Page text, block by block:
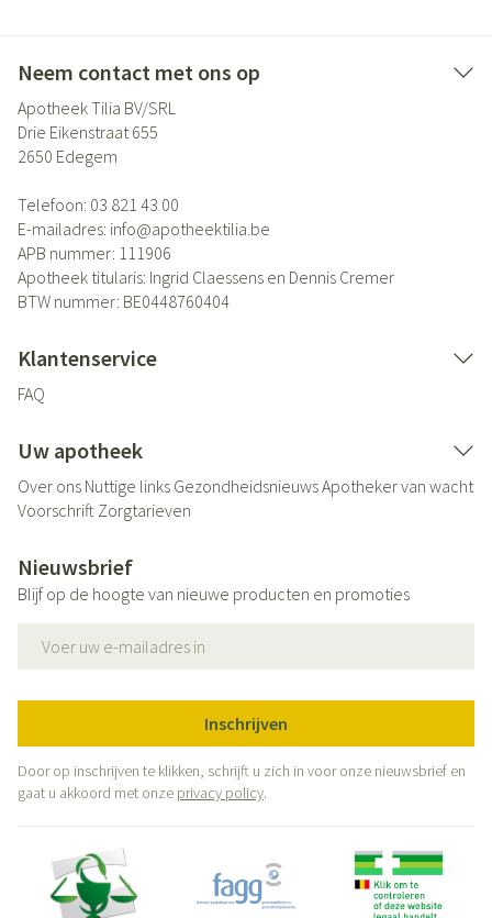
Neem contact met ons op
Apotheek Tilia BV/SRL
Drie Eikenstraat 655
2650 Edegem
Telefoon: 03 821 43 00
E-mailadres: info@apotheektilia.be
APB nummer: 111906
Apotheek titularis: Ingrid Claessens en Dennis Cremer
BTW nummer: BE0448760404
Klantenservice
FAQ
Uw apotheek
Over ons Nuttige links GezondheidsnieuwsApotheker van wacht
Voorschrift Zorgtarieven
Nieuwsbrief
Blijf op de hoogte van nieuwe producten en promoties
Inschrijven
Door op inschrijven te klikken, schrijft u zich in voor onze nieuwsbrief en
gaat u akkoord met onze privacy policy.